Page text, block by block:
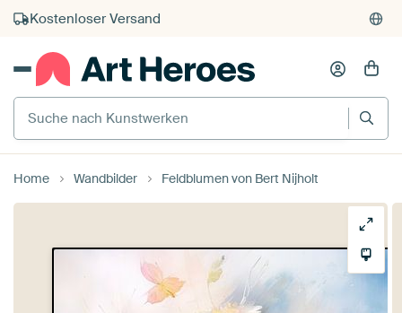
Kauf auf Rechnung
Individueller Druck auf Bestellung
Suche nach Kunstwerken
Home Wandbilder Feldblumen von Bert Nijholt